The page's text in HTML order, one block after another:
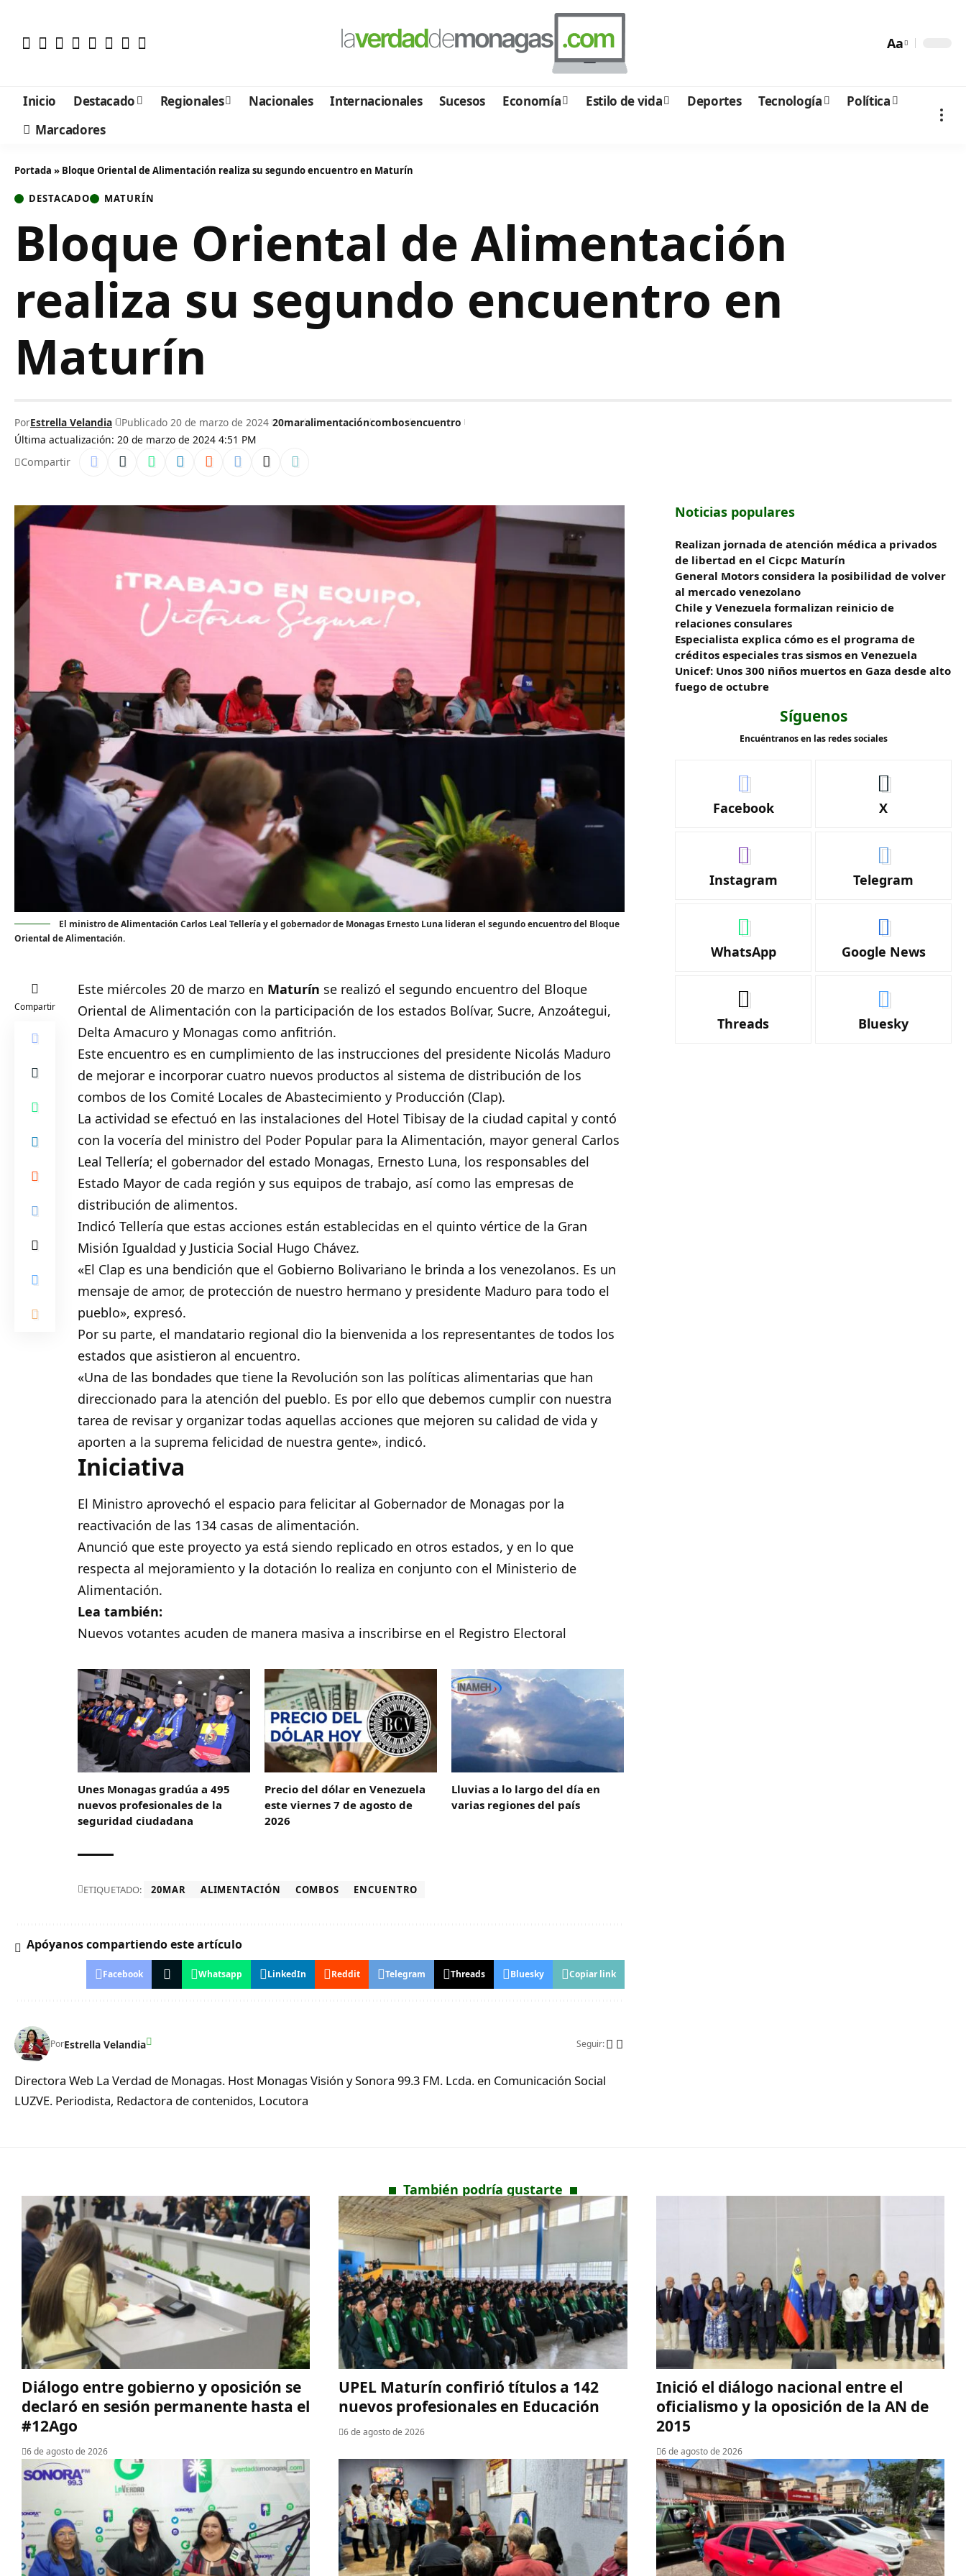
Aa
Inicio Destacado Regionales Nacionales Internacionales Sucesos Economía Estilo de vida Deportes Tecnología
Política
Marcadores
Portada » Bloque Oriental de Alimentación realiza su segundo encuentro en Maturín
DESTACADO MATURÍN
Bloque Oriental de Alimentación
realiza su segundo encuentro en
Maturín
Última actualización: 20 de marzo de 2024 4:51 PM
PorEstrella Velandia Publicado 20 de marzo de 2024 20maralimentacióncombosencuentro
Compartir
El ministro de Alimentación Carlos Leal Tellería y el gobernador de Monagas Ernesto Luna lideran el segundo encuentro del Bloque
Oriental de Alimentación.
Compartir
Este miércoles 20 de marzo en Maturín se realizó el segundo encuentro del Bloque
Oriental de Alimentación con la participación de los estados Bolívar, Sucre, Anzoátegui,
Delta Amacuro y Monagas como anfitrión.
Este encuentro es en cumplimiento de las instrucciones del presidente Nicolás Maduro
de mejorar e incorporar cuatro nuevos productos al sistema de distribución de los
combos de los Comité Locales de Abastecimiento y Producción (Clap).
La actividad se efectuó en las instalaciones del Hotel Tibisay de la ciudad capital y contó
con la vocería del ministro del Poder Popular para la Alimentación, mayor general Carlos
Leal Tellería; el gobernador del estado Monagas, Ernesto Luna, los responsables del
Estado Mayor de cada región y sus equipos de trabajo, así como las empresas de
distribución de alimentos.
Indicó Tellería que estas acciones están establecidas en el quinto vértice de la Gran
Misión Igualdad y Justicia Social Hugo Chávez.
«El Clap es una bendición que el Gobierno Bolivariano le brinda a los venezolanos. Es un
mensaje de amor, de protección de nuestro hermano y presidente Maduro para todo el
pueblo», expresó.
Por su parte, el mandatario regional dio la bienvenida a los representantes de todos los
estados que asistieron al encuentro.
«Una de las bondades que tiene la Revolución son las políticas alimentarias que han
direccionado para la atención del pueblo. Es por ello que debemos cumplir con nuestra
tarea de revisar y organizar todas aquellas acciones que mejoren su calidad de vida y
aporten a la suprema felicidad de nuestra gente», indicó.
Iniciativa
El Ministro aprovechó el espacio para felicitar al Gobernador de Monagas por la
reactivación de las 134 casas de alimentación.
Anunció que este proyecto ya está siendo replicado en otros estados, y en lo que
respecta al mejoramiento y la dotación lo realiza en conjunto con el Ministerio de
Alimentación.
Lea también:
Nuevos votantes acuden de manera masiva a inscribirse en el Registro Electoral
Unes Monagas gradúa a 495
nuevos profesionales de la
seguridad ciudadana
Precio del dólar en Venezuela
este viernes 7 de agosto de
2026
Lluvias a lo largo del día en
varias regiones del país
ETIQUETADO: 20MAR ALIMENTACIÓN COMBOS ENCUENTRO
Apóyanos compartiendo este artículo
Facebook Whatsapp LinkedIn Reddit Telegram Threads Bluesky Copiar link
PorEstrella Velandia Seguir:
Directora Web La Verdad de Monagas. Host Monagas Visión y Sonora 99.3 FM. Lcda. en Comunicación Social
LUZVE. Periodista, Redactora de contenidos, Locutora
Noticias populares
Realizan jornada de atención médica a privados
de libertad en el Cicpc Maturín
General Motors considera la posibilidad de volver
al mercado venezolano
Chile y Venezuela formalizan reinicio de
relaciones consulares
Especialista explica cómo es el programa de
créditos especiales tras sismos en Venezuela
Unicef: Unos 300 niños muertos en Gaza desde alto
fuego de octubre
Síguenos
Encuéntranos en las redes sociales
Facebook X
Instagram Telegram
WhatsApp Google News
Threads Bluesky
También podría gustarte
Diálogo entre gobierno y oposición se
declaró en sesión permanente hasta el
#12Ago
6 de agosto de 2026
UPEL Maturín confirió títulos a 142
nuevos profesionales en Educación
6 de agosto de 2026
Inició el diálogo nacional entre el
oficialismo y la oposición de la AN de
2015
6 de agosto de 2026